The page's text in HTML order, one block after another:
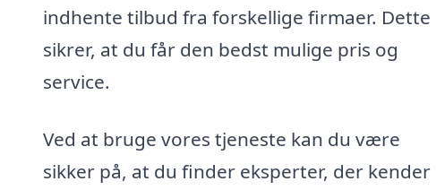
indhente tilbud fra forskellige firmaer. Dette
sikrer, at du får den bedst mulige pris og
service.
Ved at bruge vores tjeneste kan du være
sikker på, at du finder eksperter, der kender